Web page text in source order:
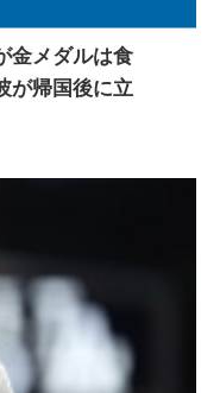
金メダルは食
が帰国後に立